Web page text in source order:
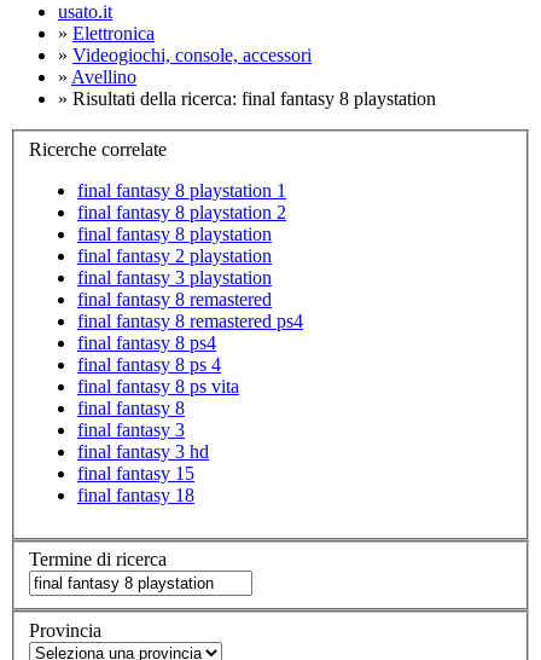
usato.it
» Elettronica
» Videogiochi, console, accessori
» Avellino
» Risultati della ricerca: final fantasy 8 playstation
Ricerche correlate
final fantasy 8 playstation 1
final fantasy 8 playstation 2
final fantasy 8 playstation
final fantasy 2 playstation
final fantasy 3 playstation
final fantasy 8 remastered
final fantasy 8 remastered ps4
final fantasy 8 ps4
final fantasy 8 ps 4
final fantasy 8 ps vita
final fantasy 8
final fantasy 3
final fantasy 3 hd
final fantasy 15
final fantasy 18
Termine di ricerca
Provincia